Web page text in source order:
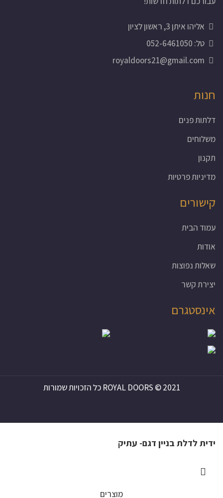
אליהו איתן 3, ראשון לציון
טל: 052-6461050
חנות
דלתות פנים
משלוחים
תקנון
מדיניות פרטיות
קישורים
עמוד הבית
אודות
שאלות נפוצות
יצירת קשר
אינסטגרם
ROYAL DOORS © 2021 כל הזכויות שמורות
ידית לדלת בניין דגם- עתיק
מוצרים